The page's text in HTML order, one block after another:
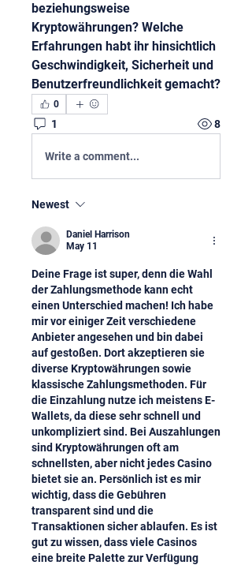
beziehungsweise
Kryptowährungen? Welche
Erfahrungen habt ihr hinsichtlich
Geschwindigkeit, Sicherheit und
Benutzerfreundlichkeit gemacht?
0
1 8
Write a comment...
Newest
Daniel Harrison
May 11
Deine Frage ist super, denn die Wahl
der Zahlungsmethode kann echt
einen Unterschied machen! Ich habe
mir vor einiger Zeit verschiedene
Anbieter angesehen und bin dabei
auf gestoßen. Dort akzeptieren sie
diverse Kryptowährungen sowie
klassische Zahlungsmethoden. Für
die Einzahlung nutze ich meistens E-
Wallets, da diese sehr schnell und
unkompliziert sind. Bei Auszahlungen
sind Kryptowährungen oft am
schnellsten, aber nicht jedes Casino
bietet sie an. Persönlich ist es mir
wichtig, dass die Gebühren
transparent sind und die
Transaktionen sicher ablaufen. Es ist
gut zu wissen, dass viele Casinos
eine breite Palette zur Verfügung